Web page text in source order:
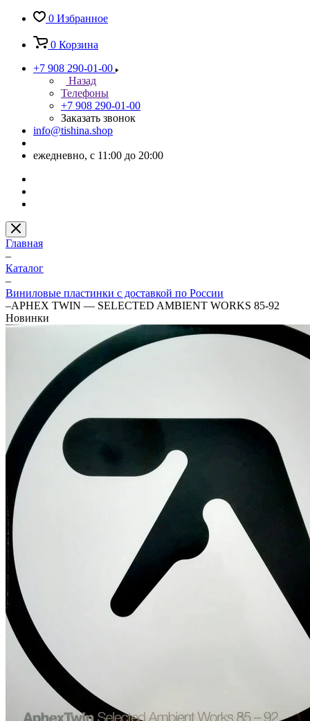
0 Избранное
0 Корзина
+7 908 290-01-00
Назад
Телефоны
+7 908 290-01-00
Заказать звонок
info@tishina.shop
ежедневно, с 11:00 до 20:00
Главная
–
Каталог
–
Виниловые пластинки с доставкой по России
–APHEX TWIN — SELECTED AMBIENT WORKS 85-92
Новинки